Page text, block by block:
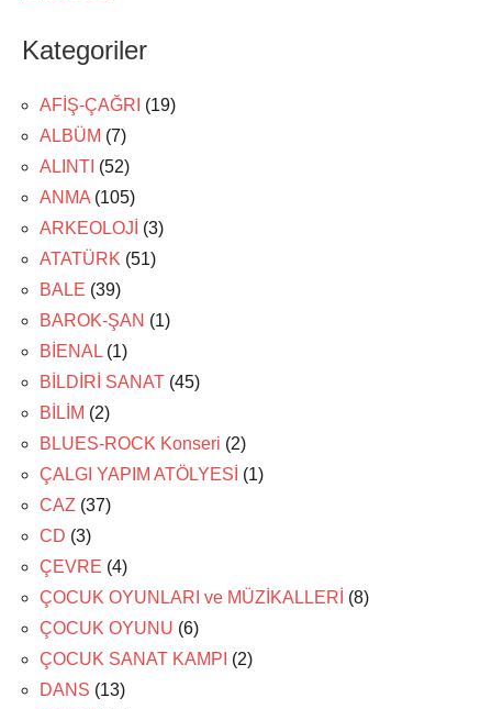
Kategoriler
AFİŞ-ÇAĞRI (19)
ALBÜM (7)
ALINTI (52)
ANMA (105)
ARKEOLOJİ (3)
ATATÜRK (51)
BALE (39)
BAROK-ŞAN (1)
BİENAL (1)
BİLDİRİ SANAT (45)
BİLİM (2)
BLUES-ROCK Konseri (2)
ÇALGI YAPIM ATÖLYESİ (1)
CAZ (37)
CD (3)
ÇEVRE (4)
ÇOCUK OYUNLARI ve MÜZİKALLERİ (8)
ÇOCUK OYUNU (6)
ÇOCUK SANAT KAMPI (2)
DANS (13)